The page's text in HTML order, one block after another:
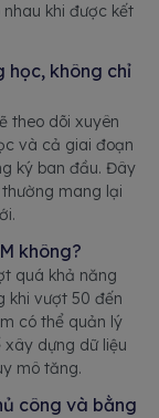
khi được kết
học, không chỉ
theo dõi xuyên
và cả giai đoạn
ký ban đầu. Đây
mang lại
không?
quá khả năng
khi vượt 50 đến
có thể quản lý
xây dựng dữ liệu
mô tăng.
công và bằng